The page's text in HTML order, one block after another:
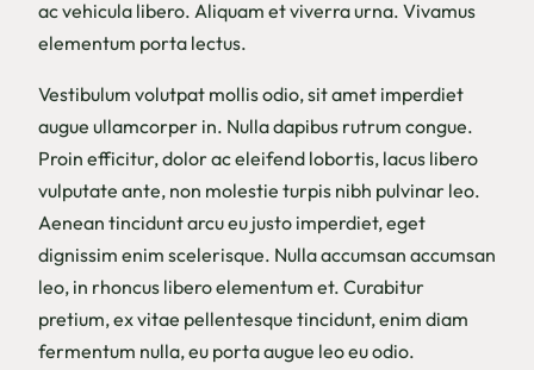
ac vehicula libero. Aliquam et viverra urna. Vivamus
elementum porta lectus.
Vestibulum volutpat mollis odio, sit amet imperdiet
augue ullamcorper in. Nulla dapibus rutrum congue.
Proin efficitur, dolor ac eleifend lobortis, lacus libero
vulputate ante, non molestie turpis nibh pulvinar leo.
Aenean tincidunt arcu eu justo imperdiet, eget
dignissim enim scelerisque. Nulla accumsan accumsan
leo, in rhoncus libero elementum et. Curabitur
pretium, ex vitae pellentesque tincidunt, enim diam
fermentum nulla, eu porta augue leo eu odio.